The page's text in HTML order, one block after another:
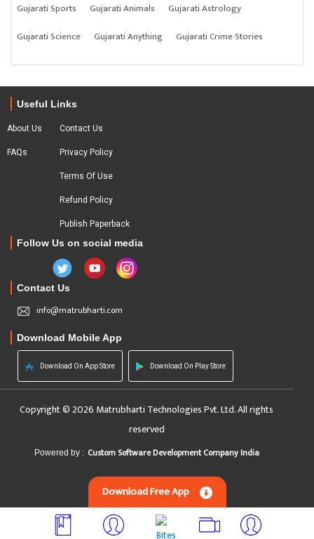
Gujarati Sports
Gujarati Animals
Gujarati Astrology
Gujarati Science
Gujarati Anything Gujarati Crime Stories
Useful Links
About Us
FAQs
Contact Us
Privacy Policy
Terms Of Use
Refund Policy
Publish Paperback
Follow Us on social media
Contact Us
info@matrubharti.com
Download Mobile App
Download On App Store Download On Play Store
Copyright © 2026 Matrubharti Technologies Pvt. Ltd. All rights
reserved
Powered by : Custom Software Development Company India
Download Free App